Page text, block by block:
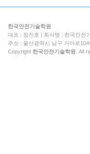
한국안전기술학원
대표 : 정진호 | 회사명 : 한국안전
주소 : 울산광역시 남구 거마로
Copyright 한국안전기술학원 . All